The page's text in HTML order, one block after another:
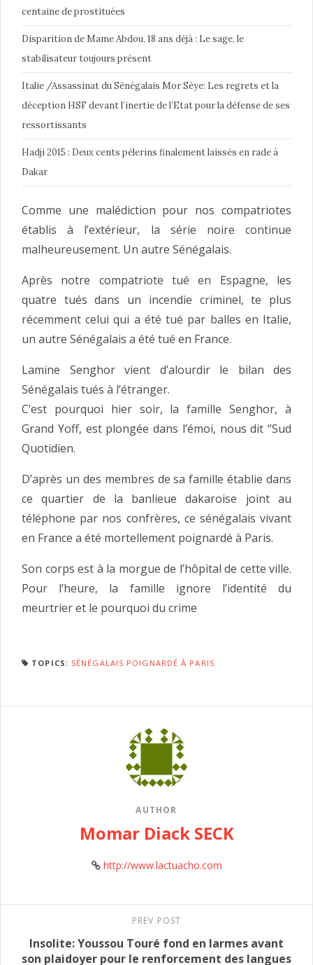
centaine de prostituées
Disparition de Mame Abdou, 18 ans déjà : Le sage, le
stabilisateur toujours présent
Italie /Assassinat du Sénégalais Mor Sèye: Les regrets et la
déception HSF devant l’inertie de l’Etat pour la défense de ses
ressortissants
Hadji 2015 : Deux cents pèlerins finalement laissés en rade à
Dakar
Comme une malédiction pour nos compatriotes
établis à l’extérieur, la série noire continue
malheureusement. Un autre Sénégalais.
Après notre compatriote tué en Espagne, les
quatre tués dans un incendie criminel, te plus
récemment celui qui a été tué par balles en Italie,
un autre Sénégalais a été tué en France.
Lamine Senghor vient d’alourdir le bilan des
Sénégalais tués à l’étranger.
C’est pourquoi hier soir, la famille Senghor, à
Grand Yoff, est plongée dans l’émoi, nous dit ‘’Sud
Quotidien.
D’après un des membres de sa famille établie dans
ce quartier de la banlieue dakaroise joint au
téléphone par nos confrères, ce sénégalais vivant
en France a été mortellement poignardé à Paris.
Son corps est à la morgue de l’hôpital de cette ville.
Pour l’heure, la famille ignore l’identité du
meurtrier et le pourquoi du crime
TOPICS: SÉNÉGALAIS POIGNARDÉ À PARIS
AUTHOR
Momar Diack SECK
http://www.lactuacho.com
PREV POST
Insolite: Youssou Touré fond en larmes avant
son plaidoyer pour le renforcement des langues